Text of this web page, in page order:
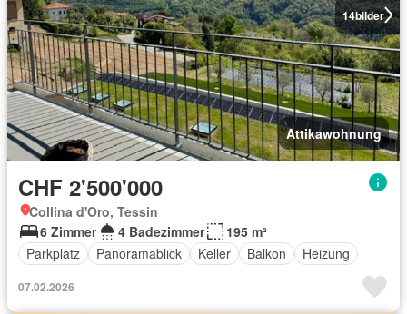
14bilder
Attikawohnung
CHF 2'500'000
Collina d'Oro, Tessin
6 Zimmer
4 Badezimmer
195 m²
Parkplatz
Panoramablick Keller Balkon Heizung
07.02.2026